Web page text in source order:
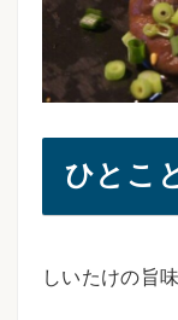
ひとこ
しいたけの旨